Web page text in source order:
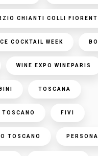
CHIANTI COLLI
COCKTAIL WEEK
WINE EXPO WINEPARIS
TOSCANA
TOSCANO FIVI
TOSCANO